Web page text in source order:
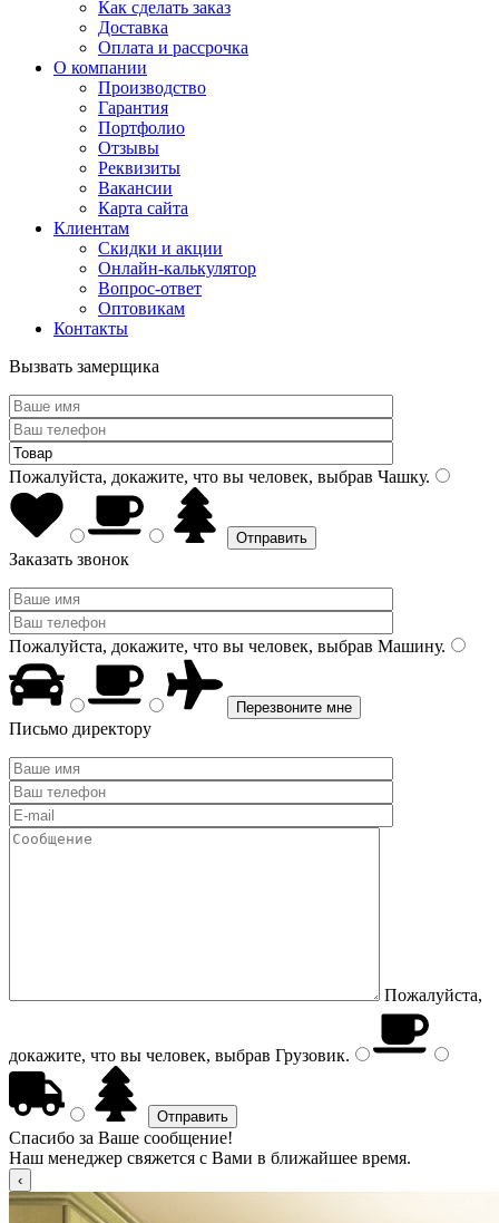
Как сделать заказ
Доставка
Оплата и рассрочка
О компании
Производство
Гарантия
Портфолио
Отзывы
Реквизиты
Вакансии
Карта сайта
Клиентам
Скидки и акции
Онлайн-калькулятор
Вопрос-ответ
Оптовикам
Контакты
Вызвать замерщика
Пожалуйста, докажите, что вы человек, выбрав Чашку.
Заказать звонок
Пожалуйста, докажите, что вы человек, выбрав Машину.
Письмо директору
Пожалуйста,
докажите, что вы человек, выбрав Грузовик.
Спасибо за Ваше сообщение!
Наш менеджер свяжется с Вами в ближайшее время.